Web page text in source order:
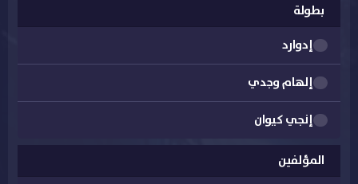
بطولة
إدوارد
إلهام وجدي
إنجي كيوان
خالد سرحان
المؤلفين